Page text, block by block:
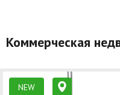
Коммерческая
NEW